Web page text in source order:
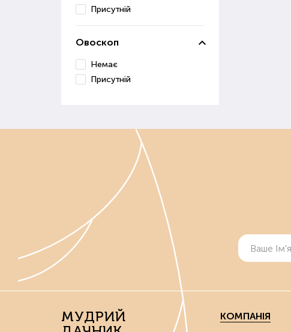
Присутній
Овоскоп
Немає
Присутній
МУДРИЙ
КОМПАНІЯ